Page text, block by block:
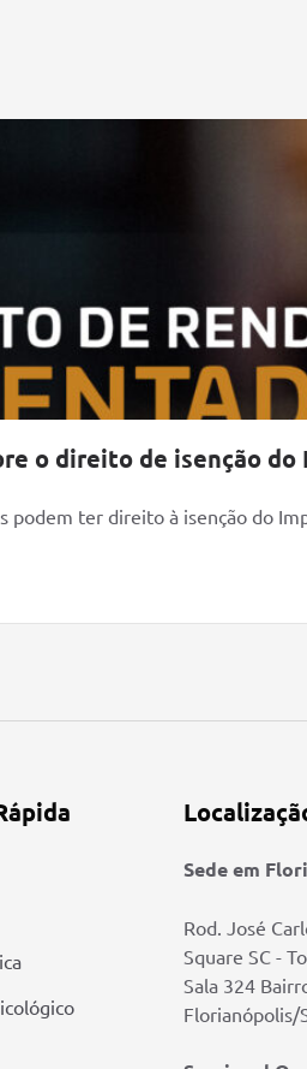
o direito de isenção
podem ter direito à isenção do
Sede em
Rod. José
Square SC -
Sala 324
Florianópolis/